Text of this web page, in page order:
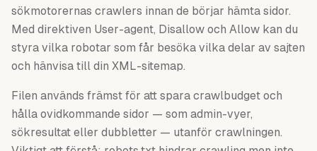
sökmotorernas crawlers innan de börjar hämta sidor.
Med direktiven User-agent, Disallow och Allow kan du
styra vilka robotar som får besöka vilka delar av sajten
och hänvisa till din XML-sitemap.
Filen används främst för att spara crawlbudget och
hålla ovidkommande sidor — som admin-vyer,
sökresultat eller dubbletter — utanför crawlningen.